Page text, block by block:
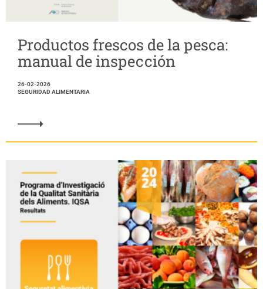
Productos frescos de la pesca:
manual de inspección
26-02-2026
SEGURIDAD ALIMENTARIA